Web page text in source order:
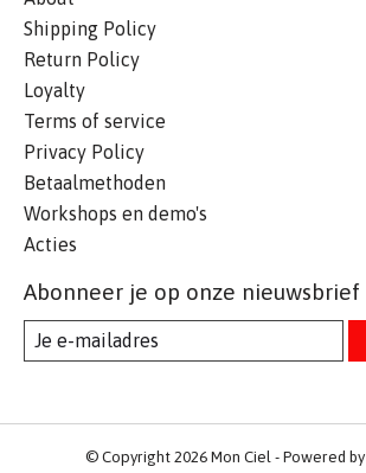
Shipping Policy
Return Policy
Loyalty
Terms of service
Privacy Policy
Betaalmethoden
Workshops en demo's
Acties
Abonneer je op onze nieuwsbrief
© Copyright 2026 Mon Ciel - Powered by